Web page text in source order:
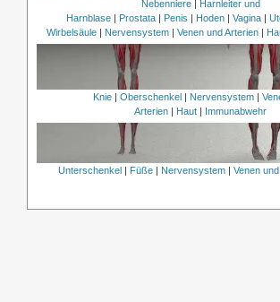
Nebenniere|
Harnleiter und
Harnblase| Prostata| Penis Hoden| Vagina|
Wirbelsäule
Nervensystem Venen und Arterien
Knie | Oberschenkel | Nervensystem |
Arterien | Haut | Immunabwehr
Unterschenkel| Füße| Nervensystem| Venen